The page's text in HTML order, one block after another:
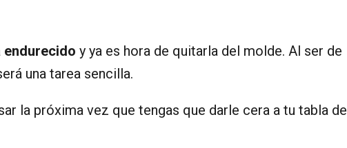
endurecido y ya es hora de quitarla del molde. Al ser de
una tarea sencilla.
la próxima vez que tengas que darle cera a tu tabla de